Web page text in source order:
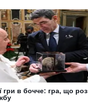
гри в бочче: гра, що